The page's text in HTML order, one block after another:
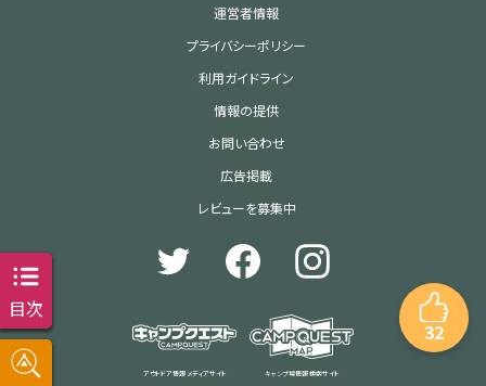
32
運営者情報
プライバシーポリシー
利用ガイドライン
情報の提供
お問い合わせ
広告掲載
レビューを募集中
アウトドア情報 メディアサイト キャンプ場情報 検索サイト
目次